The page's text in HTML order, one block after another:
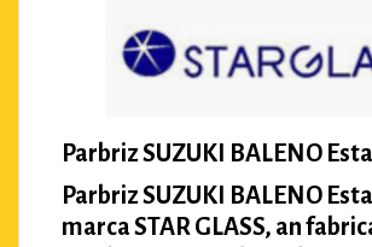
Parbriz SUZUKI BALENO
Parbriz SUZUKI BALENO
marca STAR GLASS, an